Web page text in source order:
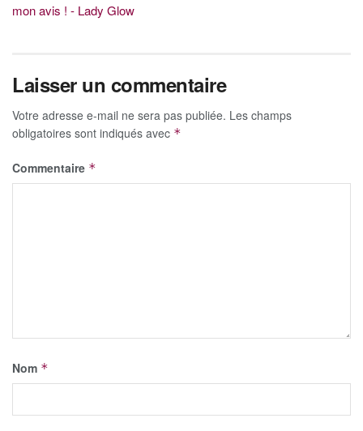
mon avis ! - Lady Glow
Laisser un commentaire
Votre adresse e-mail ne sera pas publiée. Les champs
obligatoires sont indiqués avec *
Commentaire *
Nom *